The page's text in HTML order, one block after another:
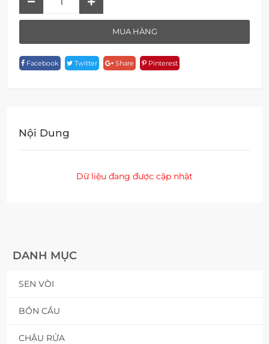
DANH MỤC
SEN VÒI
BỒN CẦU
CHẬU RỬA
40
Quantity
MUA HÀNG
Facebook Twitter Share Pinterest
Nội Dung
Dữ liệu đang được cập nhật